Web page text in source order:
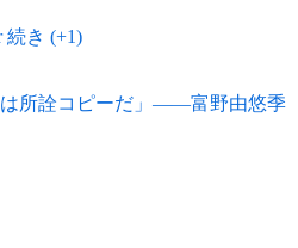
続き (+1)
は所詮コピーだ」——富野由悠季